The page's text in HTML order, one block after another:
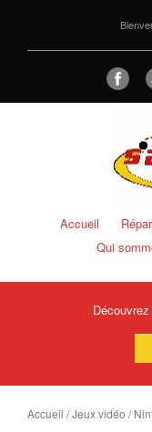
Accueil
Qui
Accueil /Jeux vidéo /